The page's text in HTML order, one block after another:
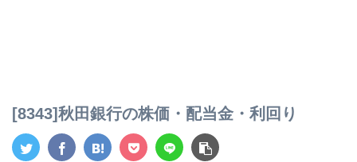
[8343]秋田銀行の株価・配当金・利回り